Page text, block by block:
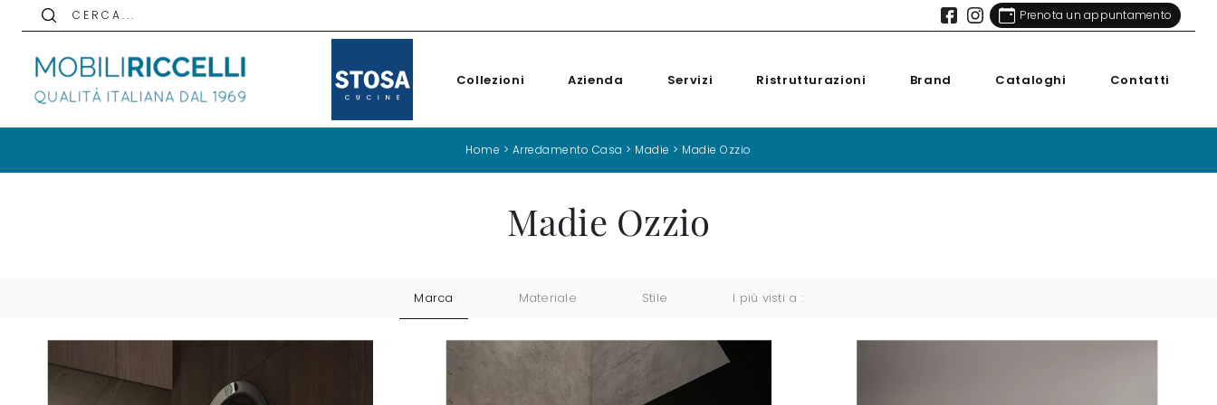
C E R C A . . . Prenota un appuntamento
Collezioni Azienda Servizi Ristrutturazioni Brand Cataloghi Contatti
Home > Arredamento Casa > Madie > Madie Ozzio
Madie Ozzio
Marca Materiale Stile I più visti a :